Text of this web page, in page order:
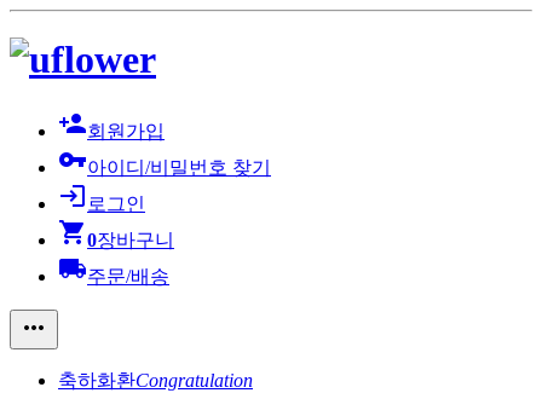
person_add회원가입
vpn_key아이디/비밀번호 찾기
login 로그인
shopping_cart0장바구니
local_shipping주문/배송
more_horiz
축하화환Congratulation